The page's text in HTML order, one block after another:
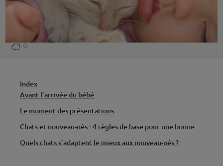
6
Index
Avant l’arrivée du bébé
Le moment des présentations
Quels chats s’adaptent le mieux aux nouveau-nés ?